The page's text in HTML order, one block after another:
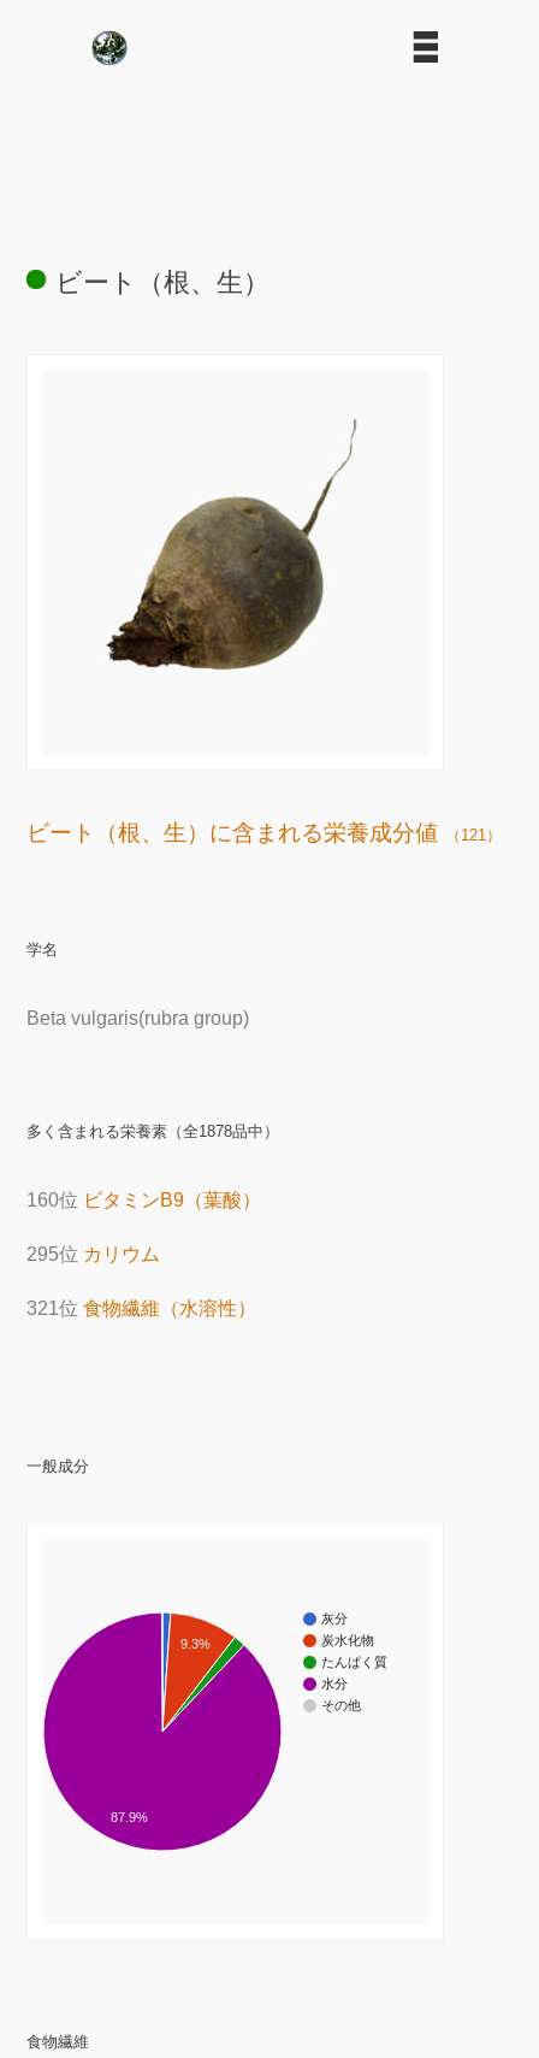
ビート（根、生）
ビート（根、生）に含まれる栄養成分値 （121）
学名
Beta vulgaris(rubra group)
多く含まれる栄養素（全1878品中）
160位 ビタミンB9（葉酸）
295位 カリウム
321位食物繊維（水溶性）
一般成分
灰分
炭水化物
たんぱく質
水分
その他
9.3%
87.9%
食物繊維